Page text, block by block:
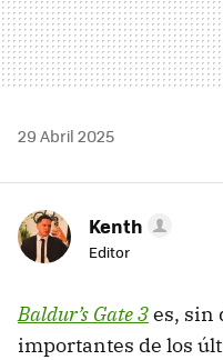
29 Abril 2025
Kenth
Editor
Baldur’s Gate 3es, sin
importantes de los